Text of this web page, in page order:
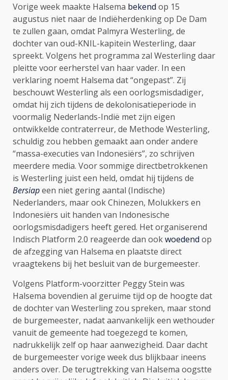
Vorige week maakte Halsema bekend op 15
augustus niet naar de Indiëherdenking op De Dam
te zullen gaan, omdat Palmyra Westerling, de
dochter van oud-KNIL-kapitein Westerling, daar
spreekt. Volgens het programma zal Westerling daar
pleitte voor eerherstel van haar vader. In een
verklaring noemt Halsema dat “ongepast”. Zij
beschouwt Westerling als een oorlogsmisdadiger,
omdat hij zich tijdens de dekolonisatieperiode in
voormalig Nederlands-Indië met zijn eigen
ontwikkelde contraterreur, de Methode Westerling,
schuldig zou hebben gemaakt aan onder andere
“massa-executies van Indonesiërs”, zo schrijven
meerdere media. Voor sommige directbetrokkenen
is Westerling juist een held, omdat hij tijdens de
Bersiapeen niet gering aantal (Indische)
Nederlanders, maar ook Chinezen, Molukkers en
Indonesiërs uit handen van Indonesische
oorlogsmisdadigers heeft gered. Het organiserend
Indisch Platform 2.0 reageerde dan ookwoedend op
de afzegging van Halsema en plaatste direct
vraagtekens bij het besluit van de burgemeester.
Volgens Platform-voorzitter Peggy Stein was
Halsema bovendien al geruime tijd op de hoogte dat
de dochter van Westerling zou spreken, maar stond
de burgemeester, nadat aanvankelijk een wethouder
vanuit de gemeente had toegezegd te komen,
nadrukkelijk zelf op haar aanwezigheid. Daar dacht
de burgemeester vorige week dus blijkbaar ineens
anders over. De terugtrekking van Halsema oogstte